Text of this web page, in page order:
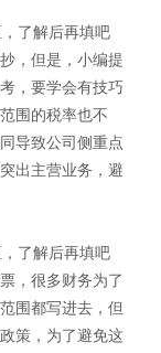
，但是，小编提
，要学会有技巧
围的税率也不
导致公司侧重点
出主营业务，避
，很多财务为了
围都写进去，但
策，为了避免这